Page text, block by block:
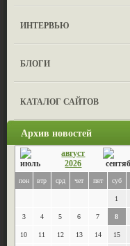
ИНТЕРВЬЮ
БЛОГИ
КАТАЛОГ САЙТОВ
Архив новостей
август
2026
пон втр срд чет пят суб
1
3 4 5 6 7 8
10 11 12 13 14 15